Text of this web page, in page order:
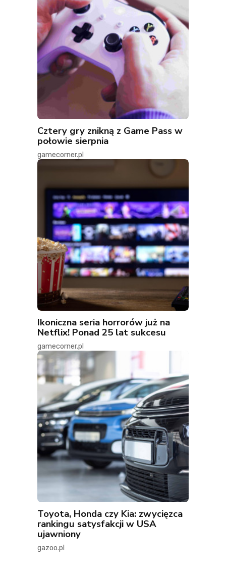
Cztery gry znikną z Game Pass w
połowie sierpnia
gamecorner.pl
Ikoniczna seria horrorów już na
Netflix! Ponad 25 lat sukcesu
gamecorner.pl
Toyota, Honda czy Kia: zwycięzca
rankingu satysfakcji w USA
ujawniony
gazoo.pl